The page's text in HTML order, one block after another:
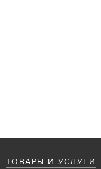
ТОВАРЫ И УСЛУГИ